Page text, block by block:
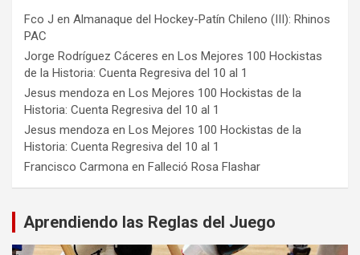
Fco J en Almanaque del Hockey-Patín Chileno (III): Rhinos
PAC
Jorge Rodríguez Cáceres en Los Mejores 100 Hockistas
de la Historia: Cuenta Regresiva del 10 al 1
Jesus mendoza en Los Mejores 100 Hockistas de la
Historia: Cuenta Regresiva del 10 al 1
Jesus mendoza en Los Mejores 100 Hockistas de la
Historia: Cuenta Regresiva del 10 al 1
Francisco Carmona en Falleció Rosa Flashar
Aprendiendo las Reglas del Juego